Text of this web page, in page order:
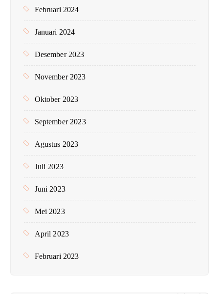
Februari 2024
Januari 2024
Desember 2023
November 2023
Oktober 2023
September 2023
Agustus 2023
Juli 2023
Juni 2023
Mei 2023
April 2023
Februari 2023